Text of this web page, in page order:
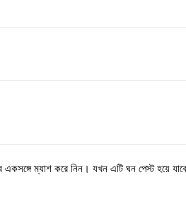
ম্যাশ করে নিন। যখন এটি ঘন পেস্ট হয়ে